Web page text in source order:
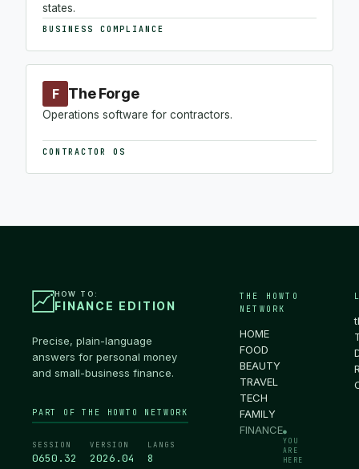
states.
BUSINESS COMPLIANCE
F The Forge
Operations software for contractors.
CONTRACTOR OS
HOW TO:
FINANCE EDITION
Precise, plain-language
answers for personal money
and small-business finance.
PART OF THE HOWTO NETWORK
SESSION
0650.33
VERSION
2026.04
LANGS
8
THE HOWTO
NETWORK
HOME
FOOD
BEAUTY
TRAVEL
TECH
FAMILY
FINANCE●
YOU
ARE
HERE